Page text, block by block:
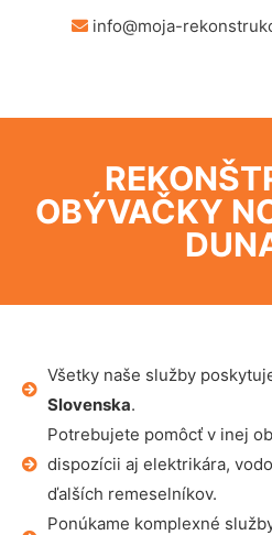
info@moja-
OBÝVAČKY
Všetky naše služby
Slovenska.
Potrebujete pomôcť v inej
dispozícii aj elektrikára,
ďalších remeselníkov.
Ponúkame komplexné